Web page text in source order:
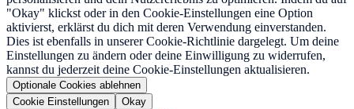
"Okay" klickst oder in den Cookie-Einstellungen eine Option
aktivierst, erklärst du dich mit deren Verwendung einverstanden.
Dies ist ebenfalls in unserer Cookie-Richtlinie dargelegt. Um deine
Einstellungen zu ändern oder deine Einwilligung zu widerrufen,
kannst du jederzeit deine Cookie-Einstellungen aktualisieren.
Optionale Cookies ablehnen
Cookie Einstellungen
Okay